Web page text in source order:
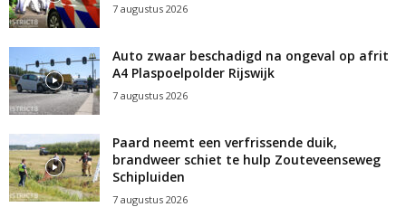
7 augustus 2026
Auto zwaar beschadigd na ongeval op afrit
A4 Plaspoelpolder Rijswijk
7 augustus 2026
Paard neemt een verfrissende duik,
brandweer schiet te hulp Zouteveenseweg
Schipluiden
7 augustus 2026